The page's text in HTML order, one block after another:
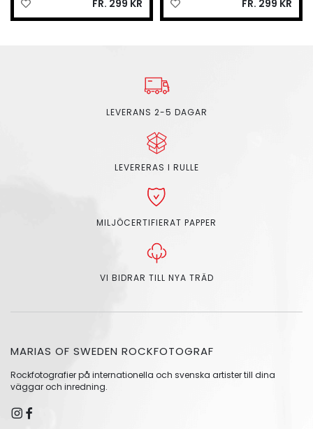
FR. 299 KR
FR. 299 KR
LEVERANS 2-5 DAGAR
LEVERERAS I RULLE
MILJÖCERTIFIERAT PAPPER
VI BIDRAR TILL NYA TRÄD
MARIAS OF SWEDEN ROCKFOTOGRAF
Rockfotografier på internationella och svenska artister till dina
väggar och inredning.